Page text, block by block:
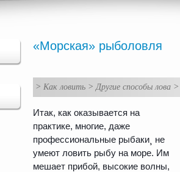
«Морская» рыболовля
> Как ловить > Другие способы лова >
Итак, как оказывается на
практике, многие, даже
профессиональные рыбаки¸ не
умеют ловить рыбу на море. Им
мешает прибой, высокие волны,